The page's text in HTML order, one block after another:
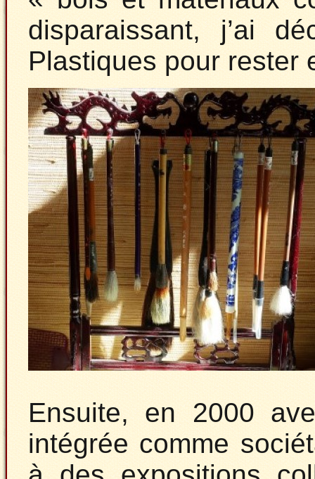
disparaissant, j’ai
Plastiques pour rester
Ensuite, en 2000
intégrée comme